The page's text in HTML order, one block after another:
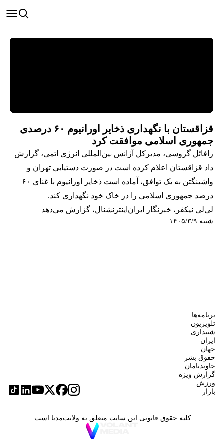
قزاقستان با نگهداری ذخایر اورانیوم ۶۰ درصدی
جمهوری اسلامی موافقت کرد
رافائل گروسی، مدیرکل آژانس بین‌المللی انرژی اتمی، گزارش
داد قزاقستان اعلام کرده است در صورت دستیابی تهران و
واشینگتن به یک توافق، آماده است ذخایر اورانیوم با غنای ۶۰
درصد جمهوری اسلامی را در خاک خود نگهداری کند.
لی‌لی نیکفر، خبرنگار ایران‌اینترنشنال، گزارش می‌دهد
شنبه ۱۴۰۵/۳/۹
برنامه‌ها
تلویزیون
شنیداری
ایران
جهان
حقوق بشر
جاویدنامان
گزارش ویژه
ورزش
بازار
کلیه حقوق قانونی این سایت متعلق به ولانت‌مدیا است.